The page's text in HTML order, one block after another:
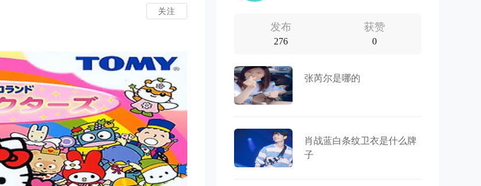
关注
发布
276
获赞
0
张芮尔是哪的
肖战蓝白条纹卫衣是什么牌
子